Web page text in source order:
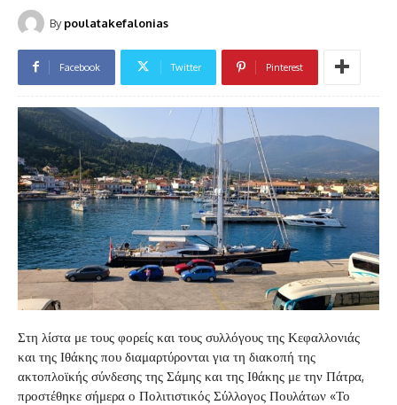
By poulatakefalonias
Facebook Twitter Pinterest
Στη λίστα με τους φορείς και τους συλλόγους της Κεφαλλονιάς
και της Ιθάκης που διαμαρτύρονται για τη διακοπή της
ακτοπλοϊκής σύνδεσης της Σάμης και της Ιθάκης με την Πάτρα,
προστέθηκε σήμερα ο Πολιτιστικός Σύλλογος Πουλάτων «Το